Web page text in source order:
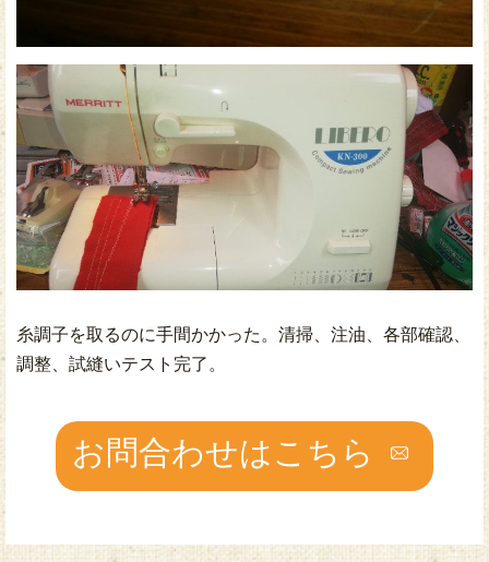
糸調子を取るのに手間かかった。清掃、注油、各部確認、
調整、試縫いテスト完了。
お問合わせはこちら